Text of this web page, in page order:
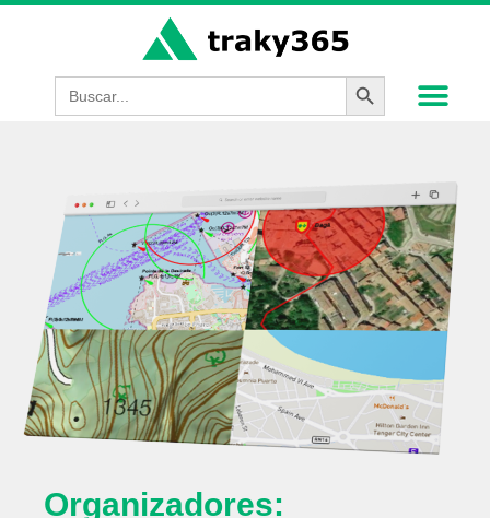
Buscar: Botón de
Organizadores: